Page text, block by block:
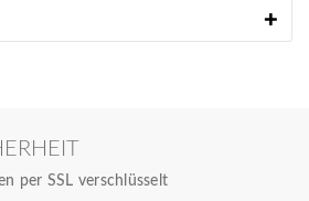
per SSL verschlüsselt